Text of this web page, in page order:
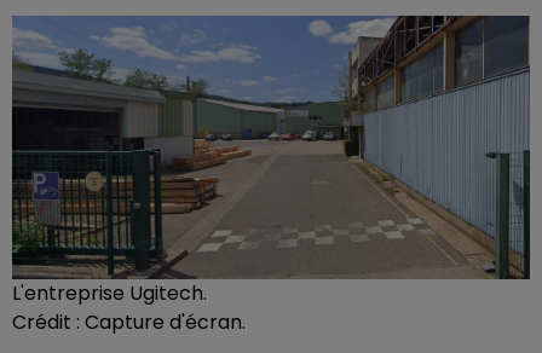
L'entreprise Ugitech.
Crédit : Capture d'écran.